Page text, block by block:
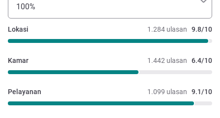
100%
1.284 ulasan 9.8/10
Lokasi
1.442 ulasan 6.4/10
Kamar
1.099 ulasan 9.1/10
Pelayanan